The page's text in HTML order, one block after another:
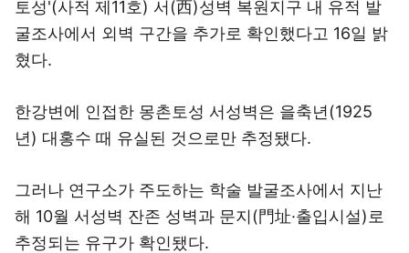
토성'(사적 제11호) 서(西)성벽 복원지구 내 유적 발
굴조사에서 외벽 구간을 추가로 확인했다고 16일 밝
혔다.
한강변에 인접한 몽촌토성 서성벽은 을축년(1925
년) 대홍수 때 유실된 것으로만 추정됐다.
그러나 연구소가 주도하는 학술 발굴조사에서 지난
해 10월 서성벽 잔존 성벽과 문지(門址·출입시설)로
추정되는 유구가 확인됐다.